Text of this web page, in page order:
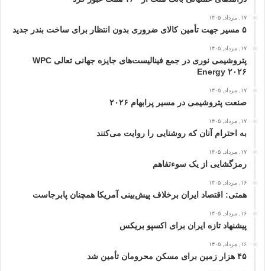
۱۷, مرداد, ۱۴۰۵
۵ مسیر جهت تأمین کالای ضروری بدون انتظار برای ساخت بندر جدید
۱۷, مرداد, ۱۴۰۵
پتروشیمی نوری در جمع فینالیست‌های جایزه جهانی تعالی WPC
Energy ۲۰۲۶
۱۷, مرداد, ۱۴۰۵
صنعت پتروشیمی در مسیر پرابهام ۲۰۲۶
۱۷, مرداد, ۱۴۰۵
به احترام آنان که روشنایی را روایت می‌کنند
۱۷, مرداد, ۱۴۰۵
رمزگشایی از یک سوءتفاهم
۱۶, مرداد, ۱۴۰۵
همتی: اقتصاد ایران برخلاف پیش‌بینی آمریکا همچنان پابرجاست
۱۶, مرداد, ۱۴۰۵
پیشنهاد تازه ایران برای اکسپو بریکس
۱۶, مرداد, ۱۴۰۵
۴۵ هزار زمین برای مسکن محرومان تأمین شد